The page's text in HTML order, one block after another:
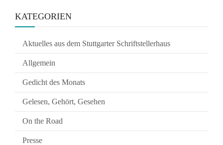
KATEGORIEN
Aktuelles aus dem Stuttgarter Schriftstellerhaus
Allgemein
Gedicht des Monats
Gelesen, Gehört, Gesehen
On the Road
Presse